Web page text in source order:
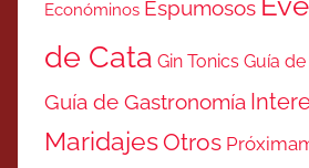
Económinos Espumosos
de Cata Gin Tonics Guía
Guía de Gastronomía
MaridajesOtros